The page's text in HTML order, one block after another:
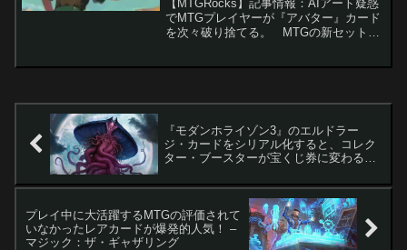
【MTGRocks】記事情報：AIアート疑惑
でMTGプレイヤーが『アバター』カード
を次々破り捨てる。 MTGの新セット
『モダンホライゾン3』のエルドラー
ジ・カードをシリアル化すると、コレク
ター・ブースターが宝くじ券に変わるか
リング
プレイ中に大活躍するMTGの評価されて
いなかったレアカードが爆発的人気！ –
マジック：ザ・ギャザリング